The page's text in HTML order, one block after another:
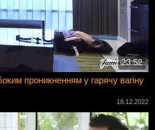
23:52
проникненням у гарячу вагіну
18.12.2022